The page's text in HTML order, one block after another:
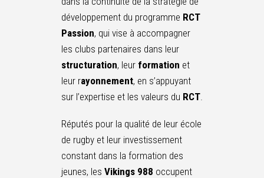
développement du programme RCT
Passion, qui vise à accompagner
les clubs partenaires dans leur
structuration, leur formation et
leur rayonnement, en s’appuyant
sur l’expertise et les valeurs du RCT
Réputés pour la qualité de leur école
de rugby et leur investissement
constant dans la formation des
jeunes, les Vikings 988 occupent